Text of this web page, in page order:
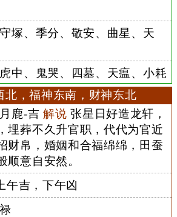
塚、季分、敬安、曲星、天
中、鬼哭、四墓、天瘟、小耗
北，福神东南，财神东北
鹿-吉 解说 张星日好造龙轩，
埋葬不久升官职，代代为官近
财帛，婚姻和合福绵绵，田蚕
顺意自安然。
午吉，下午凶